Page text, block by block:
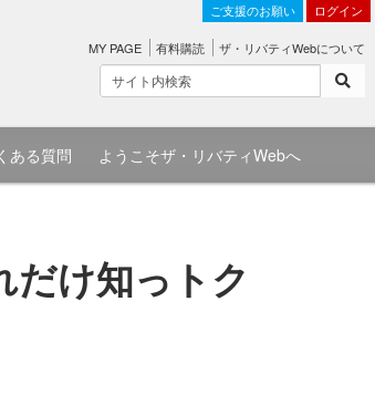
ご支援のお願い ログイン
MY PAGE 有料購読 ザ・リバティWebについて
ある質問 ようこそザ・リバティWebへ
だけ知っトク